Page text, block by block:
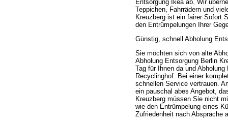
Entsorgung Ikea ab. Wir
Teppichen, Fahrrädern und
Kreuzberg ist ein fairer Sofort
den Entrümpelungen Ihrer
Günstig, schnell Abholung
Sie möchten sich von alte
Abholung Entsorgung Berlin
Tag für Ihnen da und
Recyclinghof. Bei einer
schnellen Service vertrauen.
ein pauschal abes Angebot,
Kreuzberg müssen Sie nicht
wie den Entrümpelung eines
Zufriedenheit nach Absprache